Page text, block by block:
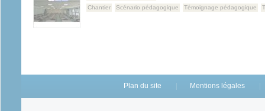
Chantier
Scénario pédagogique Témoignage pédagogique
Plan du site Mentions légales